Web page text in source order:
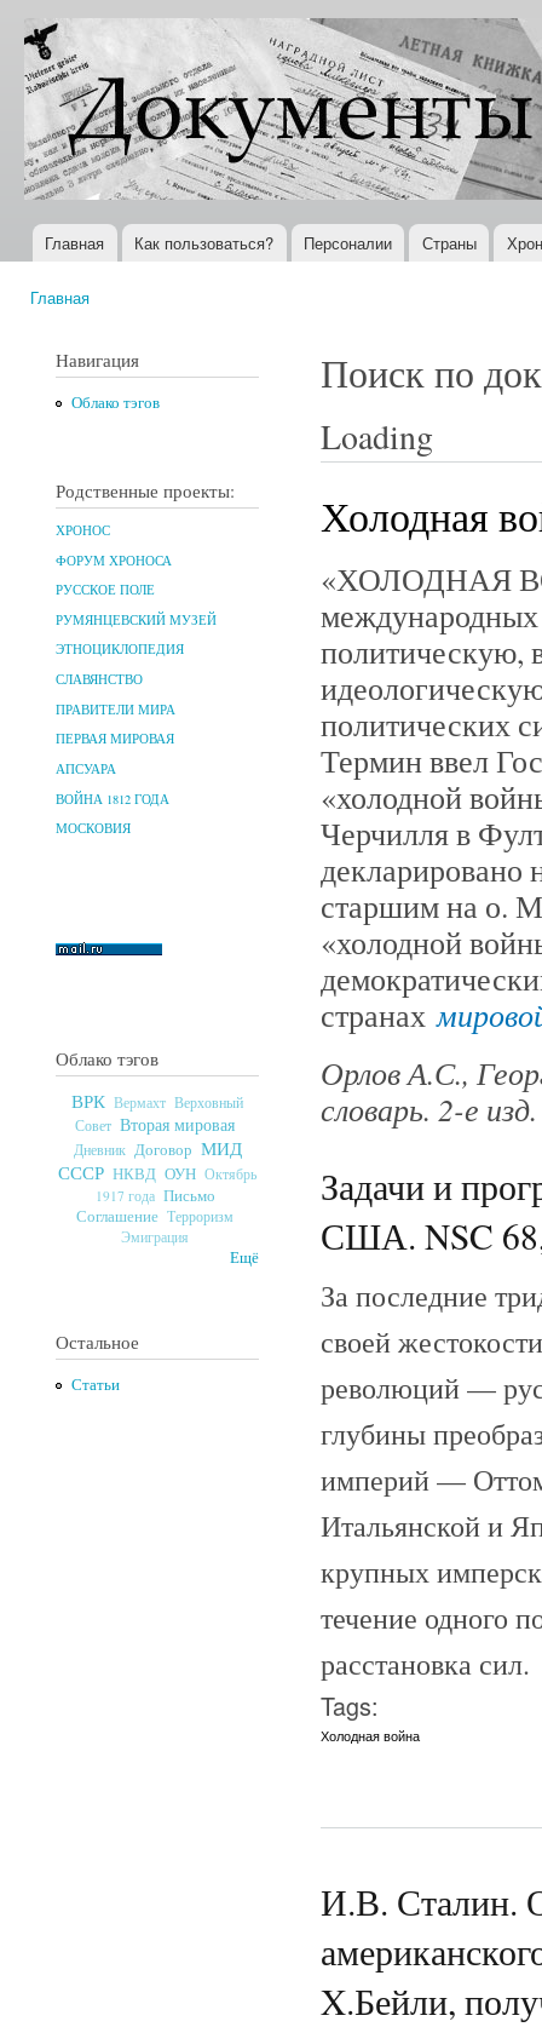
Документы
XX века
Всемирная
история в
Интернете
Главное меню
Главная Как пользоваться? Персоналии Страны
Главная
Навигация
Облако тэгов
Родственные проекты:
ХРОНОС
ФОРУМ ХРОНОСА
РУССКОЕ ПОЛЕ
РУМЯНЦЕВСКИЙ МУЗЕЙ
ЭТНОЦИКЛОПЕДИЯ
СЛАВЯНСТВО
ПРАВИТЕЛИ МИРА
ПЕРВАЯ МИРОВАЯ
АПСУАРА
ВОЙНА 1812 ГОДА
МОСКОВИЯ
Облако тэгов
ВРК Вермахт Верховный
Совет Вторая мировая
Дневник Договор МИД
СССР НКВД ОУН Октябрь
1917 года Письмо
Соглашение Терроризм
Эмиграция
Ещё
Остальное
Статьи
Поиск по
Loading
Холодная
«ХОЛОДНАЯ
политическую,
политических
Термин ввел
«холодной
Черчилля в
старшим на о.
«холодной
странах
Орлов А.С.,
словарь. 2-е
Задачи и
США. NSC 68,
За последние
своей
революций —
глубины
империй —
Итальянской и
крупных
течение одного
расстановка сил.
Tags:
Холодная война
И.В. Сталин.
X.Бейли,